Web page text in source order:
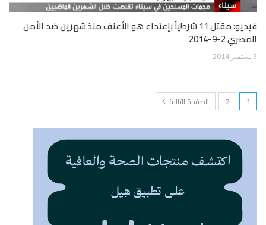
فيديو: مقتل 11 شرطياً بإعتداء هو الأعنف منذ شهرين ضد الأمن
المصري 2-9-2014
3 سبتمبر 2014
1
2 الصفحة التالية